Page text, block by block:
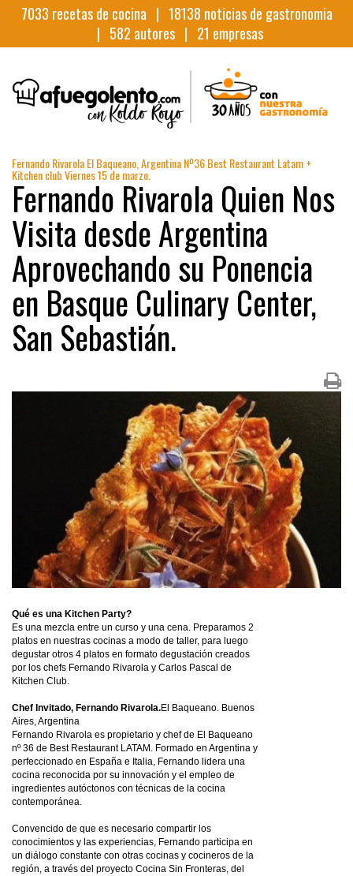
7033 recetas de cocina | 18138 noticias de gastronomia
| 582 autores | 21 empresas
Fernando Rivarola El Baqueano, Argentina Nº36 Best Restaurant Latam +
Kitchen club Viernes 15 de marzo.
Fernando Rivarola Quien Nos
Visita desde Argentina
Aprovechando su Ponencia
en Basque Culinary Center,
San Sebastián.
Qué es una Kitchen Party?
Es una mezcla entre un curso y una cena. Preparamos 2
platos en nuestras cocinas a modo de taller, para luego
degustar otros 4 platos en formato degustación creados
por los chefs Fernando Rivarola y Carlos Pascal de
Kitchen Club.
Chef Invitado, Fernando Rivarola.El Baqueano. Buenos
Aires, Argentina
Fernando Rivarola es propietario y chef de El Baqueano
nº 36 de Best Restaurant LATAM. Formado en Argentina y
perfeccionado en España e Italia, Fernando lidera una
cocina reconocida por su innovación y el empleo de
ingredientes autóctonos con técnicas de la cocina
contemporánea.
Convencido de que es necesario compartir los
conocimientos y las experiencias, Fernando participa en
un diálogo constante con otras cocinas y cocineros de la
región, a través del proyecto Cocina Sin Fronteras, del